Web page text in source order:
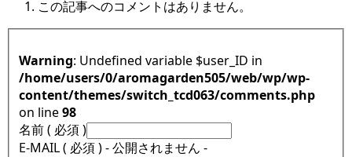
この記事へのコメントはありません。
Warning : Undefined variable $user_ID in
/home/users/0/aromagarden505/web/wp/wp-
content/themes/switch_tcd063/comments.php
on line98
名前 ( 必須 )
E-MAIL ( 必須 ) - 公開されません -